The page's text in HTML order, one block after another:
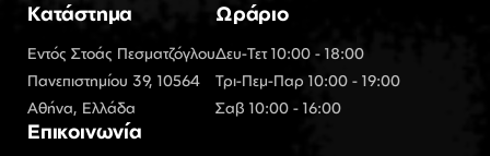
Κατάστημα
Εντός Στοάς Πεσματζόγλου
Πανεπιστημίου 39, 10564
Αθήνα, Ελλάδα
Ωράριο
Δευ-Τετ 10:00 - 18:00
Τρι-Πεμ-Παρ 10:00 - 19:00
Σαβ 10:00 - 16:00
Επικοινωνία